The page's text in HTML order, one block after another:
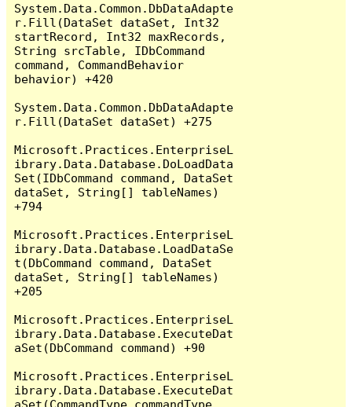
System.Data.Common.DbDataAdapte
r.Fill(DataSet dataSet, Int32
startRecord, Int32 maxRecords,
String srcTable, IDbCommand
command, CommandBehavior
behavior) +420
System.Data.Common.DbDataAdapte
r.Fill(DataSet dataSet) +275
Microsoft.Practices.EnterpriseL
ibrary.Data.Database.DoLoadData
Set(IDbCommand command, DataSet
dataSet, String[] tableNames)
+794
Microsoft.Practices.EnterpriseL
ibrary.Data.Database.LoadDataSe
t(DbCommand command, DataSet
dataSet, String[] tableNames)
+205
Microsoft.Practices.EnterpriseL
ibrary.Data.Database.ExecuteDat
aSet(DbCommand command) +90
Microsoft.Practices.EnterpriseL
ibrary.Data.Database.ExecuteDat
aSet(CommandType commandType,